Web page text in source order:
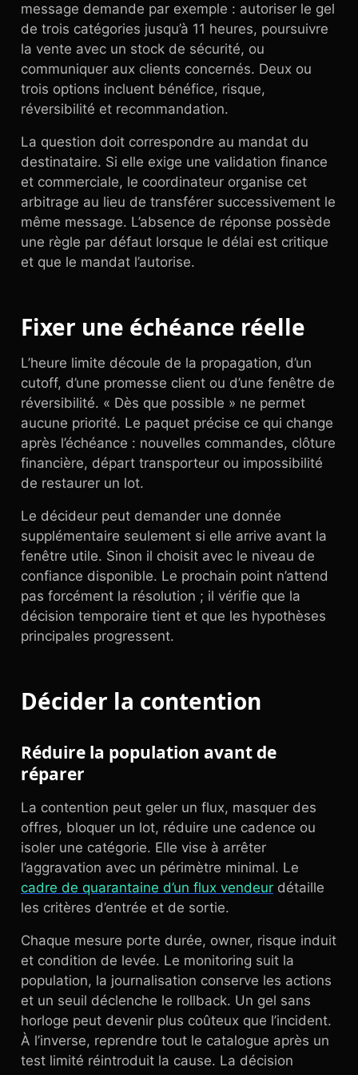
message demande par exemple : autoriser le gel
de trois catégories jusqu’à 11 heures, poursuivre
la vente avec un stock de sécurité, ou
communiquer aux clients concernés. Deux ou
trois options incluent bénéfice, risque,
réversibilité et recommandation.
La question doit correspondre au mandat du
destinataire. Si elle exige une validation finance
et commerciale, le coordinateur organise cet
arbitrage au lieu de transférer successivement le
même message. L’absence de réponse possède
une règle par défaut lorsque le délai est critique
et que le mandat l’autorise.
Fixer une échéance réelle
L’heure limite découle de la propagation, d’un
cutoff, d’une promesse client ou d’une fenêtre de
réversibilité. « Dès que possible » ne permet
aucune priorité. Le paquet précise ce qui change
après l’échéance : nouvelles commandes, clôture
financière, départ transporteur ou impossibilité
de restaurer un lot.
Le décideur peut demander une donnée
supplémentaire seulement si elle arrive avant la
fenêtre utile. Sinon il choisit avec le niveau de
confiance disponible. Le prochain point n’attend
pas forcément la résolution ; il vérifie que la
décision temporaire tient et que les hypothèses
principales progressent.
Décider la contention
Réduire la population avant de
réparer
La contention peut geler un flux, masquer des
offres, bloquer un lot, réduire une cadence ou
isoler une catégorie. Elle vise à arrêter
l’aggravation avec un périmètre minimal. Le
cadre de quarantaine d’un flux vendeur détaille
les critères d’entrée et de sortie.
Chaque mesure porte durée, owner, risque induit
et condition de levée. Le monitoring suit la
population, la journalisation conserve les actions
et un seuil déclenche le rollback. Un gel sans
horloge peut devenir plus coûteux que l’incident.
À l’inverse, reprendre tout le catalogue après un
test limité réintroduit la cause. La décision